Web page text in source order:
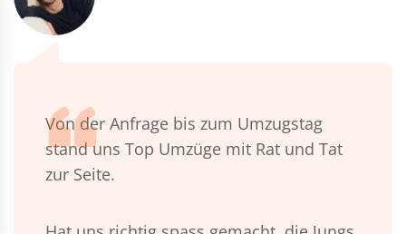
Von der Anfrage bis zum Umzugstag
stand uns Top Umzüge mit Rat und Tat
zur Seite.